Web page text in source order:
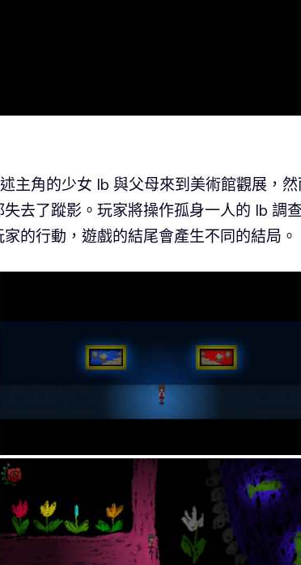
主角的少女 Ib 與父母來到美術館觀展，
去了蹤影。玩家將操作孤身一人的 Ib 調
的行動，遊戲的結尾會產生不同的結局。